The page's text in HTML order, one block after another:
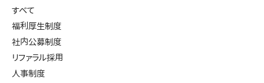
すべて
福利厚生制度
社内公募制度
リファラル採用
人事制度